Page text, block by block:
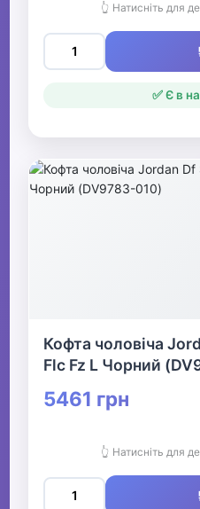
👆 Натисніть для
✅ Є в
Кофта чоловіча
Flc Fz L Чорний
5461 грн
👆 Натисніть для